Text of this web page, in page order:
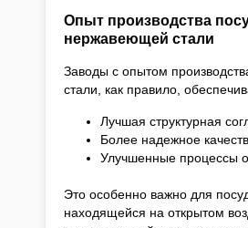
Опыт производства
нержавеющей стали
Заводы с опытом
стали, как правило,
Лучшая структурная
Более надежное
Улучшенные процессы
Это особенно важно для
находящейся на открытом